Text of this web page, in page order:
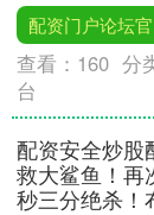
配资门户论坛
查看： 160 分
台
配资安全炒股
救大鲨鱼！再
秒三分绝杀！